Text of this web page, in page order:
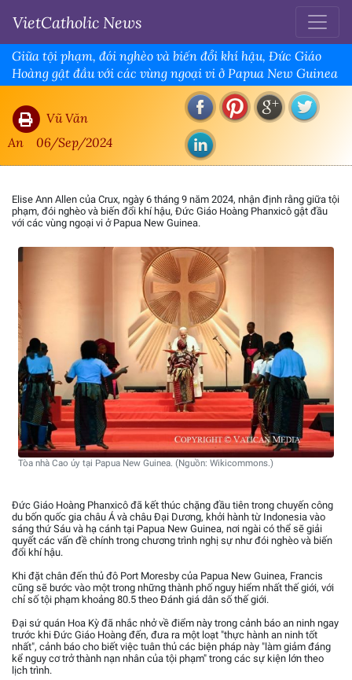
VietCatholic News
Giữa tội phạm, đói nghèo và biến đổi khí hậu, Đức Giáo
Hoàng gật đầu với các vùng ngoại vi ở Papua New Guinea
Vũ Văn
An
06/Sep/2024
Elise Ann Allen của Crux, ngày 6 tháng 9 năm 2024, nhận định rằng giữa tội
phạm, đói nghèo và biến đổi khí hậu, Đức Giáo Hoàng Phanxicô gật đầu
với các vùng ngoại vi ở Papua New Guinea.
Tòa nhà Cao ủy tại Papua New Guinea. (Nguồn: Wikicommons.)
Đức Giáo Hoàng Phanxicô đã kết thúc chặng đầu tiên trong chuyến công
du bốn quốc gia châu Á và châu Đại Dương, khởi hành từ Indonesia vào
sáng thứ Sáu và hạ cánh tại Papua New Guinea, nơi ngài có thể sẽ giải
quyết các vấn đề chính trong chương trình nghị sự như đói nghèo và biến
đổi khí hậu.
Khi đặt chân đến thủ đô Port Moresby của Papua New Guinea, Francis
cũng sẽ bước vào một trong những thành phố nguy hiểm nhất thế giới, với
chỉ số tội phạm khoảng 80.5 theo Đánh giá dân số thế giới.
Đại sứ quán Hoa Kỳ đã nhắc nhở về điểm này trong cảnh báo an ninh ngay
trước khi Đức Giáo Hoàng đến, đưa ra một loạt "thực hành an ninh tốt
nhất", cảnh báo cho biết việc tuân thủ các biện pháp này "làm giảm đáng
kể nguy cơ trở thành nạn nhân của tội phạm" trong các sự kiện lớn theo
lịch trình.